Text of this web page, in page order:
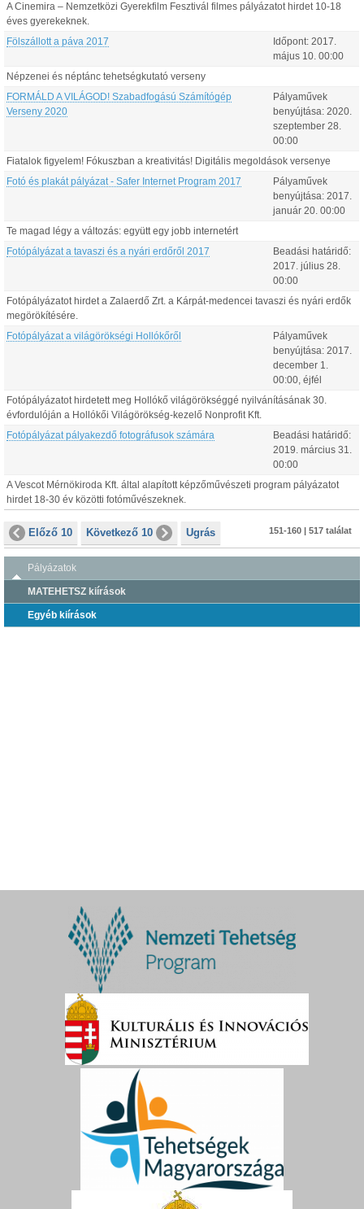
A Cinemira – Nemzetközi Gyerekfilm Fesztivál filmes pályázatot hirdet 10-18
éves gyerekeknek.
Fölszállott a páva 2017 Időpont: 2017.
május 10 00:00
Népzenei és néptánc tehetségkutató verseny
FORMÁLD A VILÁGOD! Szabadfogású Számítógép
Verseny 2020
Pályaművek
benyújtása: 2020.
szeptember 28
00:00
Fiatalok figyelem! Fókuszban a kreativitás! Digitális megoldások versenye
Fotó és plakát pályázat - Safer Internet Program 2017
Pályaművek
benyújtása: 2017.
január 20 00:00
Te magad légy a változás: együtt egy jobb internetért
Fotópályázat a tavaszi és a nyári erdőről 2017
Beadási határidő:
2017. július 28
00:00
Fotópályázatot hirdet a Zalaerdő Zrt. a Kárpát-medencei tavaszi és nyári erdők
megörökítésére.
Fotópályázat a világörökségi Hollókőről
Pályaművek
benyújtása: 2017.
december 1
00:00 , éjfél
Fotópályázatot hirdetett meg Hollókő világörökséggé nyilvánításának 30.
évfordulóján a Hollókői Világörökség-kezelő Nonprofit Kft.
Fotópályázat pályakezdő fotográfusok számára
Beadási határidő:
2019. március 31
00:00
A Vescot Mérnökiroda Kft. által alapított képzőművészeti program pályázatot
hirdet 18-30 év közötti fotóművészeknek.
Előző 10 Következő 10 Ugrás 151-160 | 517 találat
Pályázatok
MATEHETSZ kiírások
Egyéb kiírások